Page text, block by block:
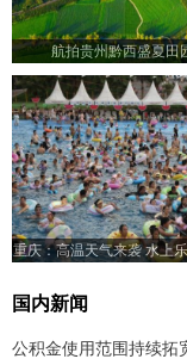
航拍贵州黔西盛夏田
重庆：高温天气来袭 水上
国内新闻
公积金使用范围持续拓